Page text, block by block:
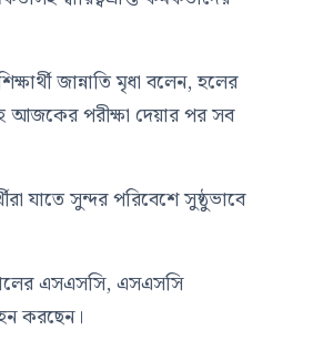
জান্নাতি মৃধা বলেন, হলের
আজকের পরীক্ষা দেয়ার পর সব
যাতে সুন্দর পরিবেশে সুষ্ঠুভাবে
এসএসসি, এসএসসি
করছেন।